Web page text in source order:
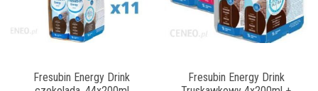
Fresubin Energy Drink
Fresubin Energy Drink